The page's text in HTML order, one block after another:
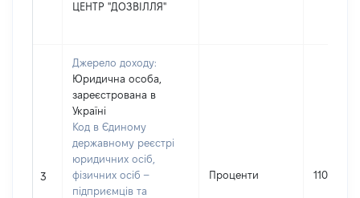
ЦЕНТР "ДОЗВІЛЛЯ"
3
Джерело доходу:
Юридична особа,
зареєстрована в
Україні
Код в Єдиному
державному реєстрі
юридичних осіб,
фізичних осіб –
підприємців та
Проценти 1103